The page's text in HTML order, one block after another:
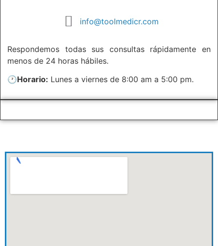
info@toolmedicr.com
Respondemos todas sus consultas rápidamente en
menos de 24 horas hábiles.
🕐Horario: Lunes a viernes de 8:00 am a 5:00 pm.